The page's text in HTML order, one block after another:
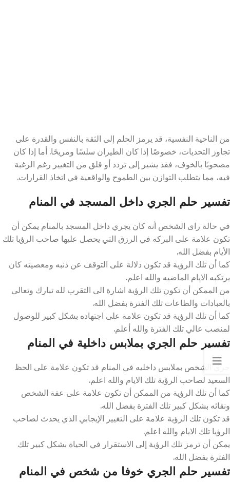
من الناحية النفسية، قد يرمز الحلم إلى الثقة بالنفس والقدرة على
تجاوز التحديات، خصوصًا إذا كان الطيران سلسًا ومريحًا. أما إذا كان
مصحوبًا بالخوف، فقد يشير إلى تردد أو قلق من التغيير رغم الرغبة
فيه، مما يتطلب التوازن بين الطموح والواقعية في اتخاذ القرارات.
تفسير حلم الجري داخل المسجد في المنام
في حالة راى الشخص أنه كان يجري داخل المسجد بالمنام يمكن أن
تكون علامة على البركه في الرزق التي يحصل عليها صاحب الرؤيا تلك
الأيام بفضل الله.
كما أن تلك الرؤية قد تكون دلالة على التوقف عن ذنبه ومعصيته كان
يرتكبه الايام الماضيه والله اعلم.
من الممكن أن تكون تلك الرؤية اشارة الى التقرب لله تبارك وتعالى
بالعبادات والطاعات تلك الفترة بفضل الله.
كما أن تلك الرؤية قد تكون علامة على اجتهاده بشكل كبير للوصول
لمنصب عالي تلك الفترة والله أعلم.
تفسير حلم الجري بملابس داخلية في المنام
جري الشخص بملابس داخليه في المنام قد تكون علامة على الحظ
السعيد لصاحب الرؤية تلك الايام والله اعلم.
كما أن تلك الرؤية من الممكن أن تكون علامة على عفة الشخص
ونقائه بشكل كبير تلك الفترة بفضل الله.
قد تكون تلك الرؤية علامة على التغيير الإيجابي الذي يحدث لصاحب
الرؤيا تلك الايام والله اعلم.
يمكن أن ترمز تلك الرؤية إلى الاستقرار في الحياة بشكل كبير تلك
الفترة بفضل الله.
تفسير حلم الجري خوفا من شخص في المنام